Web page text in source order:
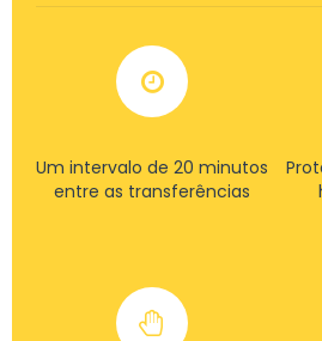
Um intervalo de 20 minutos
entre as transferências